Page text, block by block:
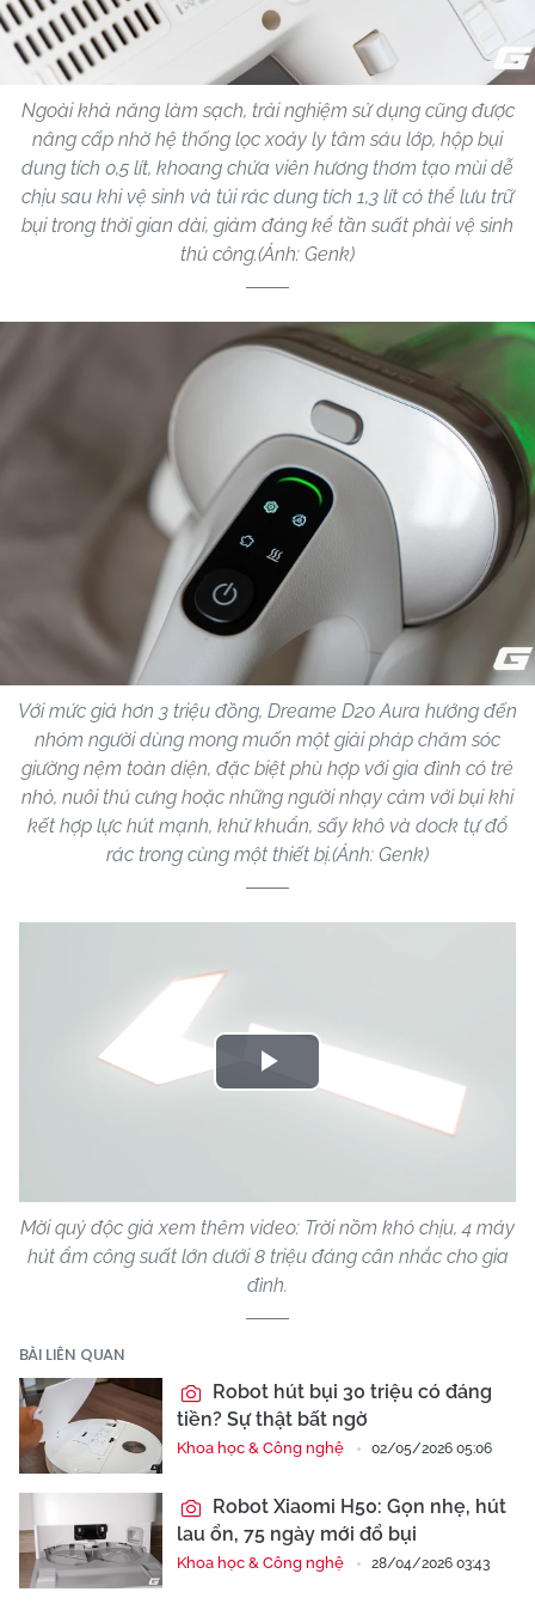
Ngoài khả năng làm sạch, trải nghiệm sử dụng cũng được
nâng cấp nhờ hệ thống lọc xoáy ly tâm sáu lớp, hộp bụi
dung tích 0,5 lít, khoang chứa viên hương thơm tạo mùi dễ
chịu sau khi vệ sinh và túi rác dung tích 1,3 lít có thể lưu trữ
bụi trong thời gian dài, giảm đáng kể tần suất phải vệ sinh
thủ công.(Ảnh: Genk)
Với mức giá hơn 3 triệu đồng, Dreame D20 Aura hướng đến
nhóm người dùng mong muốn một giải pháp chăm sóc
giường nệm toàn diện, đặc biệt phù hợp với gia đình có trẻ
nhỏ, nuôi thú cưng hoặc những người nhạy cảm với bụi khi
kết hợp lực hút mạnh, khử khuẩn, sấy khô và dock tự đổ
rác trong cùng một thiết bị.(Ảnh: Genk)
Play
Mời quý độc giả xem thêm video: Trời nồm khó chịu, 4 máy
hút ẩm công suất lớn dưới 8 triệu đáng cân nhắc cho gia
đình.
BÀI LIÊN QUAN
Robot hút bụi 30 triệu có đáng
tiền? Sự thật bất ngờ
Khoa học & Công nghệ 02/05/2026 05:06
Robot Xiaomi H50: Gọn nhẹ, hút
lau ổn, 75 ngày mới đổ bụi
Khoa học & Công nghệ 28/04/2026 03:43